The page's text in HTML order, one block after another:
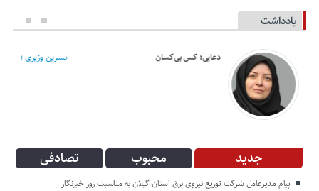
یادداشت
دعایی؛ کس بی‌کسان نسرین وزیری ؛
جدید محبوب تصادفی
پیام مدیرعامل شركت توزیع نیروی برق استان گیلان به مناسبت روز خبرنگار ‌